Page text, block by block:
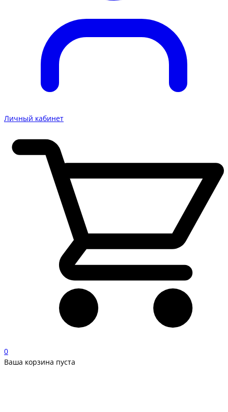
Личный кабинет
0
Ваша корзина пуста